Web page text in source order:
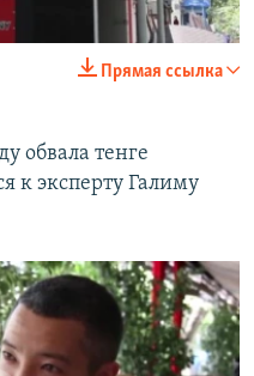
Прямая ссылка
обвала тенге
к эксперту Галиму
SHARE
Казахский тенге за утро 20 августа потерял 30%